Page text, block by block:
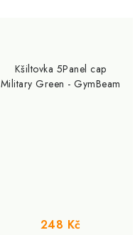
Kšiltovka 5Panel cap
Military Green - GymBeam
248 Kč